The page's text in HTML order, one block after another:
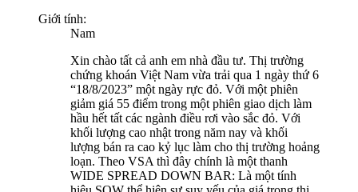
Giới tính:
Nam
Xin chào tất cả anh em nhà đầu tư. Thị trường
chứng khoán Việt Nam vừa trải qua 1 ngày thứ 6
“18/8/2023” một ngày rực đỏ. Với một phiên
giảm giá 55 điểm trong một phiên giao dịch làm
hầu hết tất các ngành điều rơi vào sắc đỏ. Với
khối lượng cao nhật trong năm nay và khối
lượng bán ra cao kỷ lục làm cho thị trường hoảng
loạn. Theo VSA thì đây chính là một thanh
WIDE SPREAD DOWN BAR: Là một tính